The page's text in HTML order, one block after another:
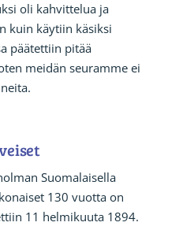
oli kahvittelua ja
kuin käytiin käsiksi
päätettiin pitää
meidän seuramme ei
Suomalaisella
130 vuotta on
11 helmikuuta 1894.